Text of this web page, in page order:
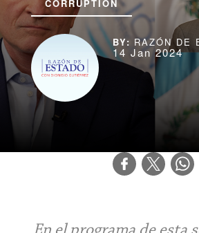
CORRUPTION
RAZÓN DE
14 Jan 2024